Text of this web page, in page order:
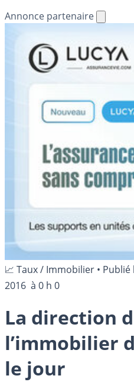
Annonce partenaire
📈 Taux / Immobilier • Publié
2016 à 0 h 0
La direction
l’immobilier
le jour